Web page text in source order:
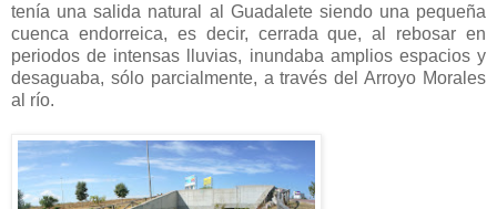
tenía una salida natural al Guadalete siendo una pequeña
cuenca endorreica, es decir, cerrada que, al rebosar en
periodos de intensas lluvias, inundaba amplios espacios y
desaguaba, sólo parcialmente, a través del Arroyo Morales
al río.